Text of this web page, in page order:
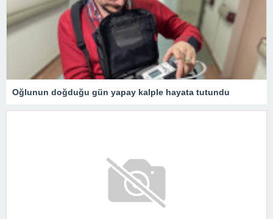
Oğlunun doğduğu gün yapay kalple hayata tutundu